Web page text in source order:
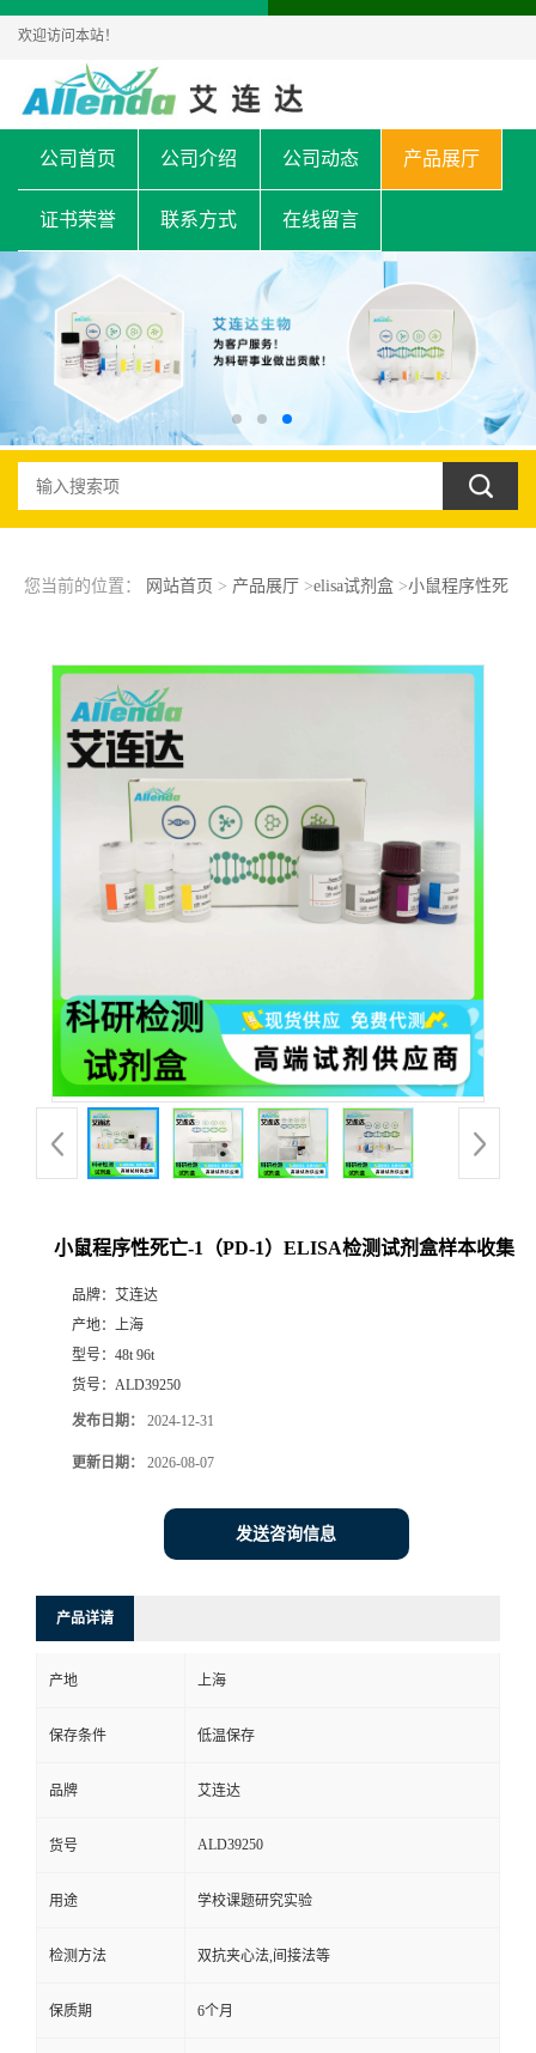
欢迎访问本站！
公司首页 公司介绍 公司动态 产品展厅
证书荣誉 联系方式 在线留言
您当前的位置： 网站首页 > 产品展厅 >elisa试剂盒>小鼠程序性死
小鼠程序性死亡-1（PD-1）ELISA检测试剂盒样本收集
品牌： 艾连达
产地： 上海
型号： 48t 96t
货号： ALD39250
发布日期： 2024-12-31
更新日期： 2026-08-07
发送咨询信息
产品详请
产地 上海
保存条件 低温保存
品牌 艾连达
货号 ALD39250
用途 学校课题研究实验
检测方法 双抗夹心法,间接法等
保质期 6个月